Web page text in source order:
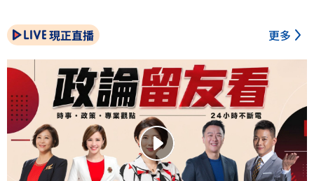
現正直播 更多